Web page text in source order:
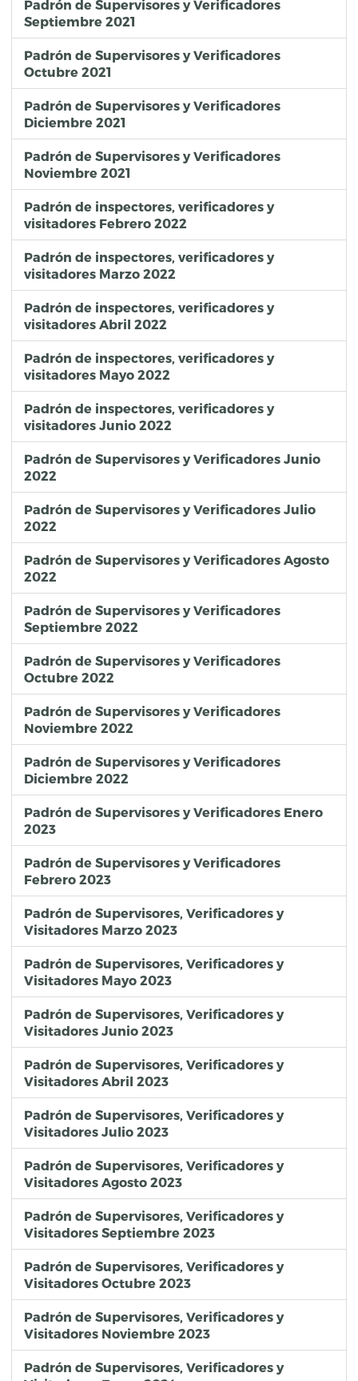
Padrón de Supervisores y Verificadores
Septiembre 2021
Padrón de Supervisores y Verificadores
Octubre 2021
Padrón de Supervisores y Verificadores
Diciembre 2021
Padrón de Supervisores y Verificadores
Noviembre 2021
Padrón de inspectores, verificadores y
visitadores Febrero 2022
Padrón de inspectores, verificadores y
visitadores Marzo 2022
Padrón de inspectores, verificadores y
visitadores Abril 2022
Padrón de inspectores, verificadores y
visitadores Mayo 2022
Padrón de inspectores, verificadores y
visitadores Junio 2022
Padrón de Supervisores y Verificadores Junio
2022
Padrón de Supervisores y Verificadores Julio
2022
Padrón de Supervisores y Verificadores Agosto
2022
Padrón de Supervisores y Verificadores
Septiembre 2022
Padrón de Supervisores y Verificadores
Octubre 2022
Padrón de Supervisores y Verificadores
Noviembre 2022
Padrón de Supervisores y Verificadores
Diciembre 2022
Padrón de Supervisores y Verificadores Enero
2023
Padrón de Supervisores y Verificadores
Febrero 2023
Padrón de Supervisores, Verificadores y
Visitadores Marzo 2023
Padrón de Supervisores, Verificadores y
Visitadores Mayo 2023
Padrón de Supervisores, Verificadores y
Visitadores Junio 2023
Padrón de Supervisores, Verificadores y
Visitadores Abril 2023
Padrón de Supervisores, Verificadores y
Visitadores Julio 2023
Padrón de Supervisores, Verificadores y
Visitadores Agosto 2023
Padrón de Supervisores, Verificadores y
Visitadores Septiembre 2023
Padrón de Supervisores, Verificadores y
Visitadores Octubre 2023
Padrón de Supervisores, Verificadores y
Visitadores Noviembre 2023
Padrón de Supervisores, Verificadores y